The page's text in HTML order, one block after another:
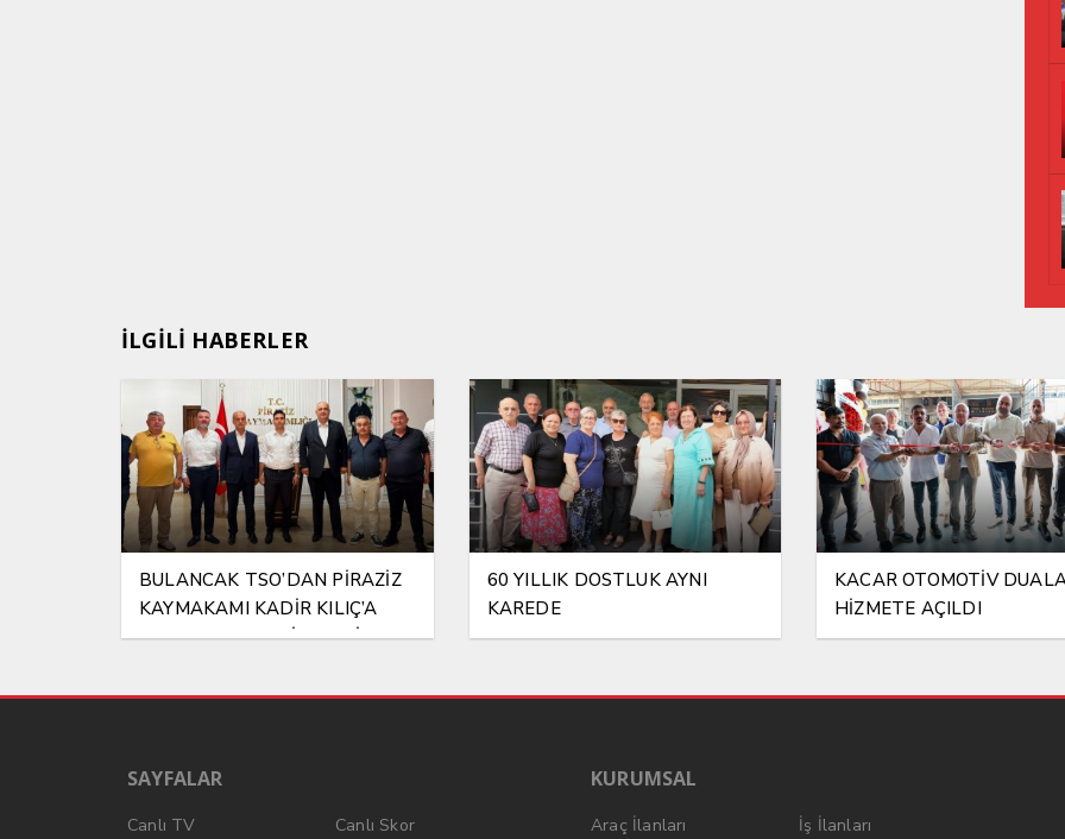
İLGİLİ HABERLER
BULANCAK TSO’DAN PİRAZİZ
KAYMAKAMI KADİR KILIÇ’A
HAYIRLI OLSUN ZİYARETİ
60 YILLIK DOSTLUK AYNI
KAREDE
KACAR OTOMOTİV
HİZMETE AÇILDI
SAYFALAR
Canlı TV Canlı Skor
KURUMSAL
Araç İlanları İş İlanları